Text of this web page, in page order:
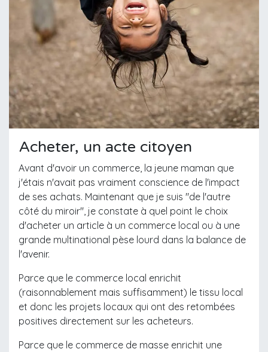
Acheter, un acte citoyen
Avant d'avoir un commerce, la jeune maman que
j'étais n'avait pas vraiment conscience de l'impact
de ses achats. Maintenant que je suis "de l'autre
côté du miroir", je constate à quel point le choix
d'acheter un article à un commerce local ou à une
grande multinational pèse lourd dans la balance de
l'avenir.
Parce que le commerce local enrichit
(raisonnablement mais suffisamment) le tissu local
et donc les projets locaux qui ont des retombées
positives directement sur les acheteurs.
Parce que le commerce de masse enrichit une